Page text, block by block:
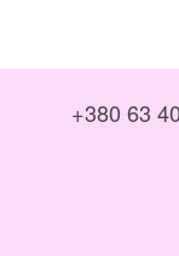
+380 63